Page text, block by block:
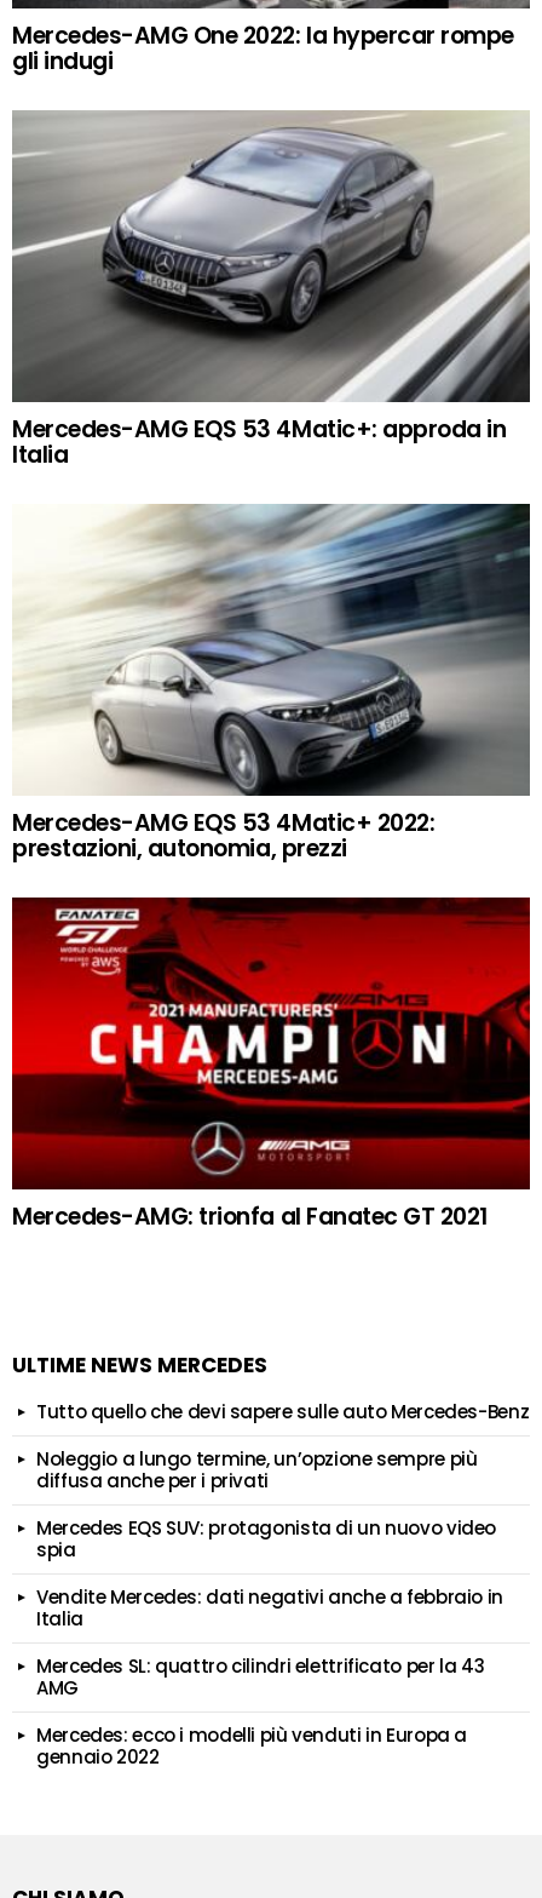
Mercedes-AMG One 2022: la hypercar rompe
gli indugi
Mercedes-AMG EQS 53 4Matic+: approda in
Italia
Mercedes-AMG EQS 53 4Matic+ 2022:
prestazioni, autonomia, prezzi
Mercedes-AMG: trionfa al Fanatec GT 2021
ULTIME NEWS MERCEDES
Tutto quello che devi sapere sulle auto Mercedes-Benz
Noleggio a lungo termine, un’opzione sempre più
diffusa anche per i privati
Mercedes EQS SUV: protagonista di un nuovo video
spia
Vendite Mercedes: dati negativi anche a febbraio in
Italia
Mercedes SL: quattro cilindri elettrificato per la 43
AMG
Mercedes: ecco i modelli più venduti in Europa a
gennaio 2022